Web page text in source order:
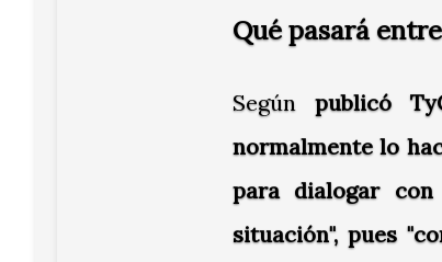
Qué pasará
Según publicó
normalmente lo
para dialogar
situación", pues